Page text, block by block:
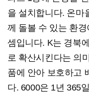
을 설치합니다. 온마
께 돌볼 수 있는 환
셈입니다. K는 경북
로 확산시킨다는 의
품에 안아 보호하고
다. 6000은 1년 365